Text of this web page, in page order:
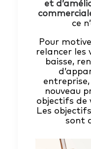
et
ce
Pour
relancer les
baisse,
nouveau
objectifs de
Les
sont